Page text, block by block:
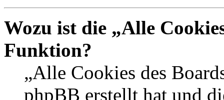
Wozu ist die „Alle
Funktion?
„Alle Cookies des
phpBB erstellt hat und